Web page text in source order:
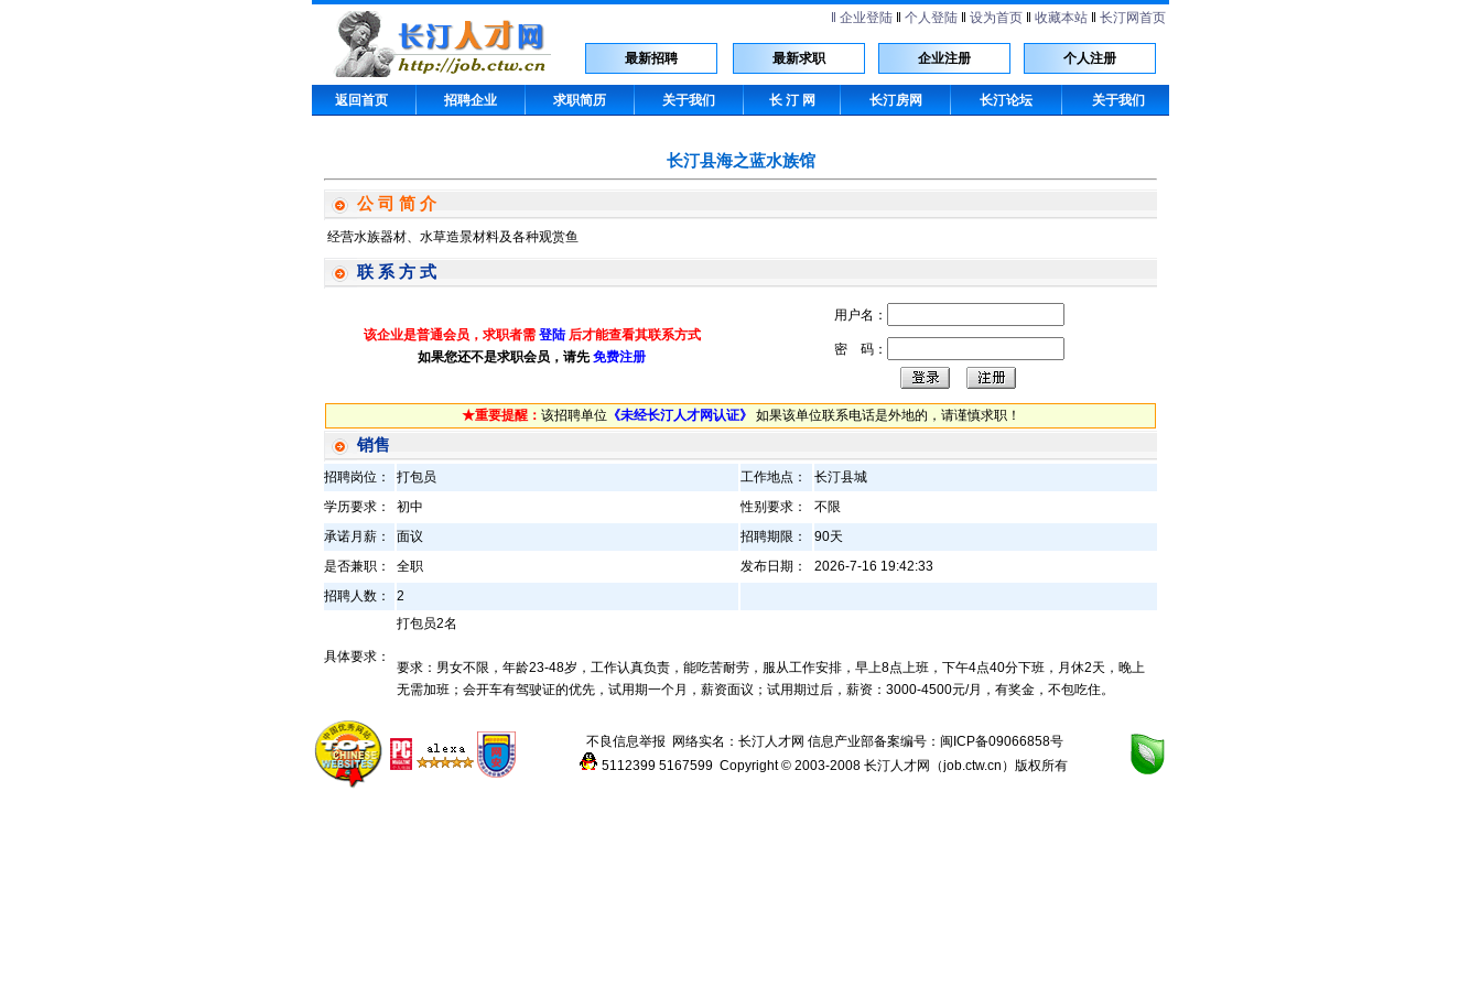
企业登陆 个人登陆 设为首页 收藏本站 长汀网首页
最新招聘 最新求职 企业注册 个人注册
返回首页 招聘企业 求职简历 关于我们 长 汀 网 长汀房网 长汀论坛 关于我们
长汀县海之蓝水族馆
公 司 简 介
经营水族器材、水草造景材料及各种观赏鱼
联 系 方 式
该企业是普通会员，求职者需 登陆后才能查看其联系方式
如果您还不是求职会员，请先 免费注册
用户名：
密 码：
★重要提醒： 该招聘单位 《未经长汀人才网认证》 如果该单位联系电话是外地的，请谨慎求职！
销售
招聘岗位： 打包员 工作地点：
长汀县城
学历要求：
初中 性别要求：
不限
承诺月薪：
面议 招聘期限：
90天
是否兼职：
全职 发布日期：
2026-7-16 19:42:33
招聘人数：
2
具体要求：
打包员2名
要求：男女不限，年龄23-48岁，工作认真负责，能吃苦耐劳，服从工作安排，早上8点上班，下午4点40分下班，月休2天，晚上
无需加班；会开车有驾驶证的优先，试用期一个月，薪资面议；试用期过后，薪资：3000-4500元/月，有奖金，不包吃住。
不良信息举报 网络实名： 长汀人才网 信息产业部备案编号： 闽ICP备09066858号
5112399 5167599 Copyright © 2003-2008 长汀人才网 （job.ctw.cn ）版权所有